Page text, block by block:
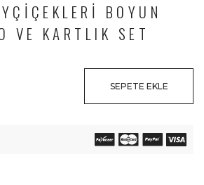
BOYUN
VE KARTLIK SET
SEPETE EKLE